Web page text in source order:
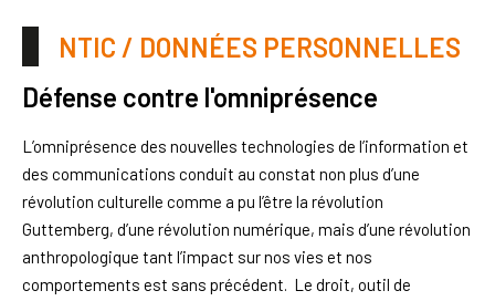
NTIC / DONNÉES PERSONNELLES
Défense contre l'omniprésence
L’omniprésence des nouvelles technologies de l’information et
des communications conduit au constat non plus d’une
révolution culturelle comme a pu l’être la révolution
Guttemberg, d’une révolution numérique, mais d’une révolution
anthropologique tant l’impact sur nos vies et nos
comportements est sans précédent. Le droit, outil de